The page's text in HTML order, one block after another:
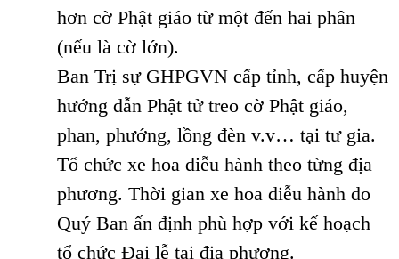
hơn cờ Phật giáo từ một đến hai phân
(nếu là cờ lớn).
Ban Trị sự GHPGVN cấp tỉnh, cấp huyện
hướng dẫn Phật tử treo cờ Phật giáo,
phan, phướng, lồng đèn v.v… tại tư gia.
Tổ chức xe hoa diễu hành theo từng địa
phương. Thời gian xe hoa diễu hành do
Quý Ban ấn định phù hợp với kế hoạch
tổ chức Đại lễ tại địa phương.